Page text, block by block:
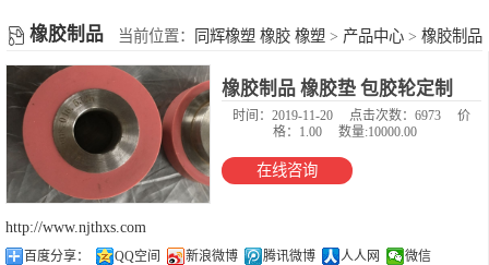
橡胶制品 当前位置： 同辉橡塑 橡胶 橡塑 > 产品中心 > 橡胶制品
橡胶制品 橡胶垫 包胶轮定制
时间：2019-11-20 点击次数：6973
价
格：1.00
数量:10000.00
在线咨询
http://www.njthxs.com
百度分享： QQ空间 新浪微博 腾讯微博 人人网 微信
彩色橡胶垫
橡胶性能表